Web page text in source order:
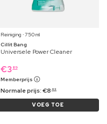
Reiniging ⋅ 750 ml
Cillit Bang
Universele Power Cleaner
€3 89
Memberprijs
Normale prijs:€8 49
VOEG TOE